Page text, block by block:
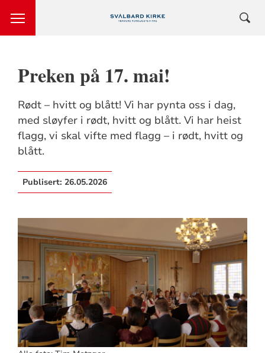
Preken på 17. mai!
Rødt – hvitt og blått! Vi har pynta oss i dag,
med sløyfer i rødt, hvitt og blått. Vi har heist
flagg, vi skal vifte med flagg – i rødt, hvitt og
blått.
Publisert: 26.05.2026